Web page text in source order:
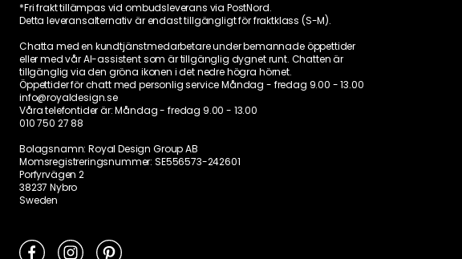
*Fri frakt tillämpas vid ombudsleverans via PostNord.
Detta leveransalternativ är endast tillgängligt för fraktklass (S-M).
Chatta med en kundtjänstmedarbetare under bemannade öppettider
eller med vår AI-assistent som är tillgänglig dygnet runt. Chatten är
tillgänglig via den gröna ikonen i det nedre högra hörnet.
Öppettider för chatt med personlig serviceMåndag - fredag 9.00 - 13.00
info@royaldesign.se
Våra telefontider är: Måndag - fredag 9.00 - 13.00
010 750 27 88
Bolagsnamn: Royal Design Group AB
Momsregistreringsnummer: SE556573-242601
Porfyrvägen 2
38237 Nybro
Sweden